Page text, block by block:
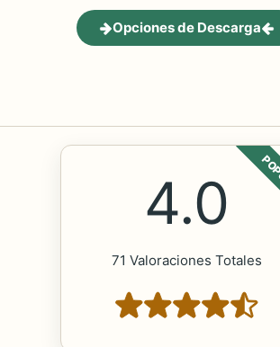
Opciones de Descarga
4.0
71 Valoraciones Totales